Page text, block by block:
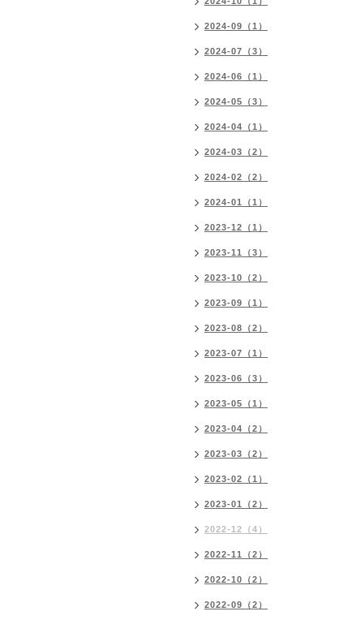
2024-09（1）
2024-07（3）
2024-06（1）
2024-05（3）
2024-04（1）
2024-03（2）
2024-02（2）
2024-01（1）
2023-12（1）
2023-11（3）
2023-10（2）
2023-09（1）
2023-08（2）
2023-07（1）
2023-06（3）
2023-05（1）
2023-04（2）
2023-03（2）
2023-02（1）
2023-01（2）
2022-12（4）
2022-11（2）
2022-10（2）
2022-09（2）